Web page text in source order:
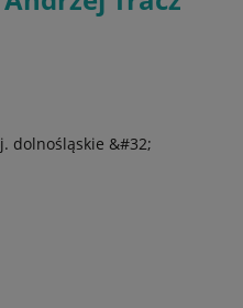
dolnośląskie &#32;